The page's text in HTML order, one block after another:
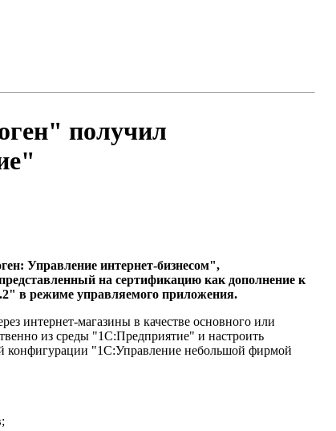
получил
Управление интернет-бизнесом",
на сертификацию как дополнение к
в режиме управляемого приложения.
интернет-магазины в качестве основного или
из среды "1С:Предприятие" и настроить
конфигурации "1С:Управление небольшой фирмой